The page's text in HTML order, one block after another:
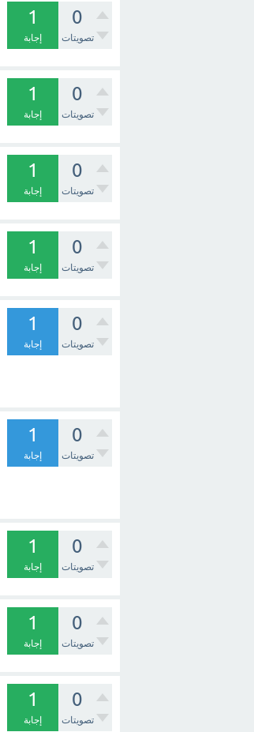
0
تصويتات
1
إجابة
0
تصويتات
1
إجابة
0
تصويتات
1
إجابة
0
تصويتات
1
إجابة
0
تصويتات
1
إجابة
0
تصويتات
1
إجابة
0
تصويتات
1
إجابة
0
تصويتات
1
إجابة
0
تصويتات
1
إجابة